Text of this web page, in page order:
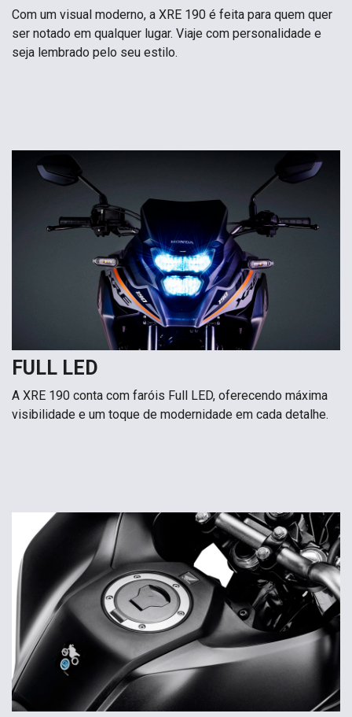
Com um visual moderno, a XRE 190 é feita para quem quer
ser notado em qualquer lugar. Viaje com personalidade e
seja lembrado pelo seu estilo.
FULL LED
A XRE 190 conta com faróis Full LED, oferecendo máxima
visibilidade e um toque de modernidade em cada detalhe.